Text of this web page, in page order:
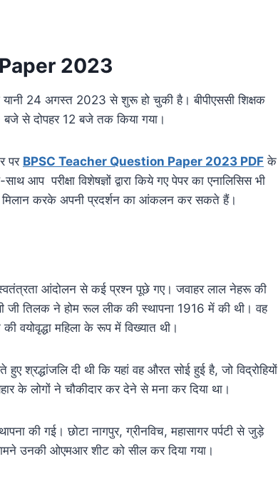
2023
यानी 24 अगस्त 2023 से शुरू हो चुकी है। बीपीएससी शिक्षक
बजे से दोपहर 12 बजे तक किया गया।
पर BPSC Teacher Question Paper 2023 PDF के
आप परीक्षा विशेषज्ञों द्वारा किये गए पेपर का एनालिसिस भी
मिलान करके अपनी प्रदर्शन का आंकलन कर सकते हैं।
स्वतंत्रता आंदोलन से कई प्रश्न पूछे गए। जवाहर लाल नेहरू की
जी तिलक ने होम रूल लीक की स्थापना 1916 में की थी। वह
वयोवृद्धा महिला के रूप में विख्यात थी।
श्रद्धांजलि दी थी कि यहां वह औरत सोई हुई है, जो विद्रोहियों
के लोगों ने चौकीदार कर देने से मना कर दिया था।
की गई। छोटा नागपुर, ग्रीनविच, महासागर पर्पटी से जुड़े
उनकी ओएमआर शीट को सील कर दिया गया।